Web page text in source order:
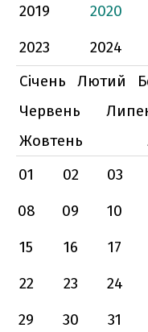
2019
2020
2023
2024
Січень
Лютий
Червень
Жовтень
01
02 03
08
09 10
15
16 17
22
23 24
29
30 31